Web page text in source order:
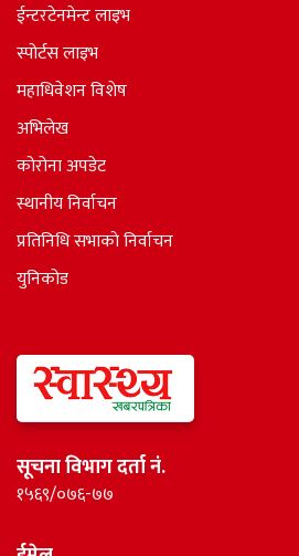
ईन्टरटेनमेन्ट लाइभ
स्पोर्टस लाइभ
महाधिवेशन विशेष
अभिलेख
कोरोना अपडेट
स्थानीय निर्वाचन
प्रतिनिधि सभाकाे निर्वाचन
युनिकोड
सूचना विभाग दर्ता नं.
१५६९/०७६-७७